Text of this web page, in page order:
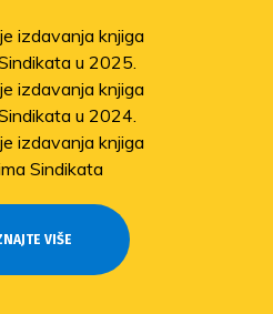
izdavanja knjiga
u 2025.
izdavanja knjiga
u 2024.
izdavanja knjiga
Sindikata
VIŠE